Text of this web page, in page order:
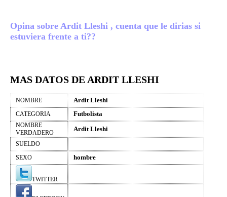
Opina sobre Ardit Lleshi , cuenta que le dirias si
estuviera frente a ti??
MAS DATOS DE ARDIT LLESHI
NOMBRE Ardit Lleshi
CATEGORIA Futbolista
NOMBRE
VERDADERO
Ardit Lleshi
SUELDO
SEXO
hombre
TWITTER